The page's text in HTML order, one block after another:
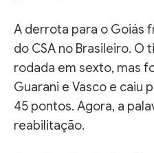
A derrota para o Goiás
do CSA no Brasileiro. O
rodada em sexto, mas
Guarani e Vasco e caiu
45 pontos. Agora, a
reabilitação.